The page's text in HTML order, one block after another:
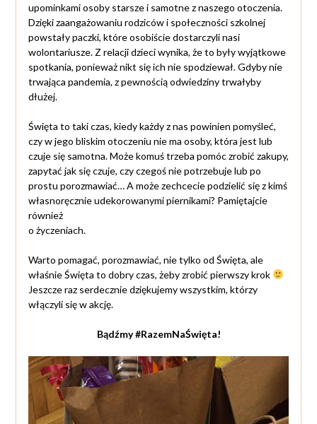
upominkami osoby starsze i samotne z naszego otoczenia.
Dzięki zaangażowaniu rodziców i społeczności szkolnej
powstały paczki, które osobiście dostarczyli nasi
wolontariusze. Z relacji dzieci wynika, że to były wyjątkowe
spotkania, ponieważ nikt się ich nie spodziewał. Gdyby nie
trwająca pandemia, z pewnością odwiedziny trwałyby
dłużej.
Święta to taki czas, kiedy każdy z nas powinien pomyśleć,
czy w jego bliskim otoczeniu nie ma osoby, która jest lub
czuje się samotna. Może komuś trzeba pomóc zrobić zakupy,
zapytać jak się czuje, czy czegoś nie potrzebuje lub po
prostu porozmawiać… A może zechcecie podzielić się z kimś
własnoręcznie udekorowanymi piernikami? Pamiętajcie
również
o życzeniach.
Warto pomagać, porozmawiać, nie tylko od Święta, ale
właśnie Święta to dobry czas, żeby zrobić pierwszy krok
Jeszcze raz serdecznie dziękujemy wszystkim, którzy
włączyli się w akcję.
Bądźmy #RazemNaŚwięta!